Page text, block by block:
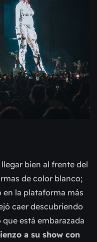
bien al frente del
de color blanco;
en la plataforma más
caer descubriendo
está embarazada
a su show con